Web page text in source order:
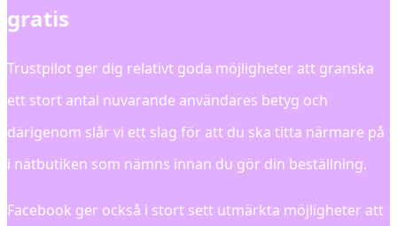
gratis
Trustpilot ger dig relativt goda möjligheter att granska
ett stort antal nuvarande användares betyg och
därigenom slår vi ett slag för att du ska titta närmare på
i nätbutiken som nämns innan du gör din beställning.
Facebook ger också i stort sett utmärkta möjligheter att